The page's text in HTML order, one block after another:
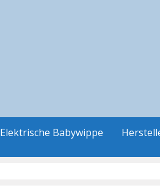
Elektrische Babywippe